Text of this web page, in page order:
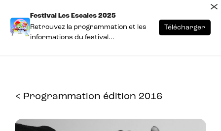
< Programmation édition 2016
Festival Les Escales 2025
Retrouvez la programmation et les
informations du festival...
Télécharger
×